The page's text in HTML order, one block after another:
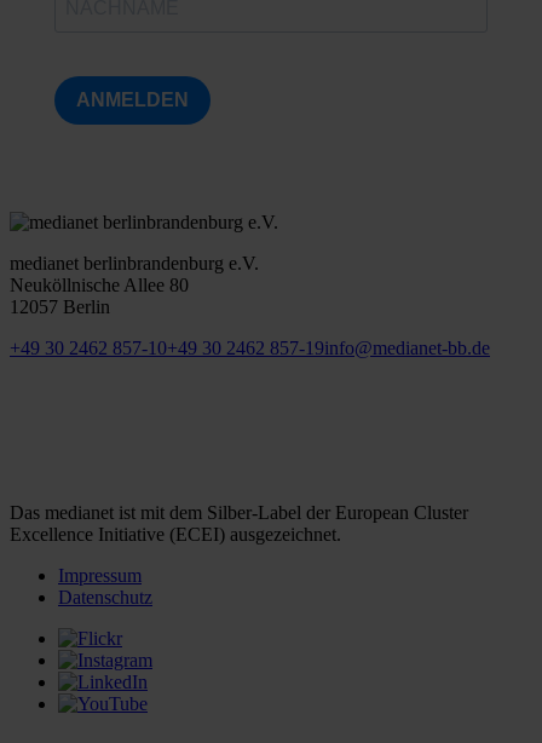
ANMELDEN
medianet berlinbrandenburg e.V.
Neuköllnische Allee 80
12057 Berlin
+49 30 2462 857-10+49 30 2462 857-19info@medianet-bb.de
Das medianet ist mit dem Silber-Label der European Cluster
Excellence Initiative (ECEI) ausgezeichnet.
Impressum
Datenschutz